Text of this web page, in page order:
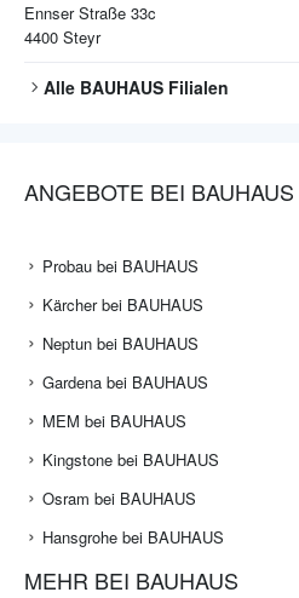
Ennser Straße 33c
4400 Steyr
Alle BAUHAUS Filialen
ANGEBOTE BEI BAUHAUS
Probau bei BAUHAUS
Kärcher bei BAUHAUS
Neptun bei BAUHAUS
Gardena bei BAUHAUS
MEM bei BAUHAUS
Kingstone bei BAUHAUS
Osram bei BAUHAUS
Hansgrohe bei BAUHAUS
MEHR BEI BAUHAUS